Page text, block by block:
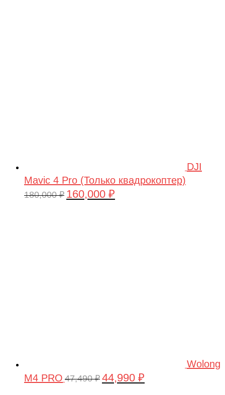
DJI
Mavic 4 Pro (Только квадрокоптер)
180,000₽ Первоначальная
160,000 ₽
Wolong
M4 PRO 47,490₽ Первоначальная
44,990 ₽